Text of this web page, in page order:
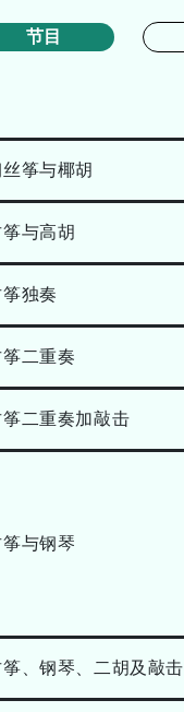
节目
筝与椰胡
与高胡
独奏
二重奏
二重奏加敲击
与钢琴
、钢琴、二胡及敲击